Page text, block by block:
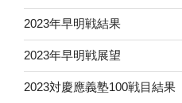
2023年早明戦結果
2023年早明戦展望
2023対慶應義塾100戦目結果